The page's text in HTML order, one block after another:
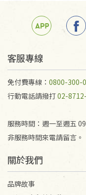
客服專線
免付費專線： 0800-300-
行動電話請撥打02-
服務時間：週一至週五
非服務時間來電請留言。
關於我們
品牌故事